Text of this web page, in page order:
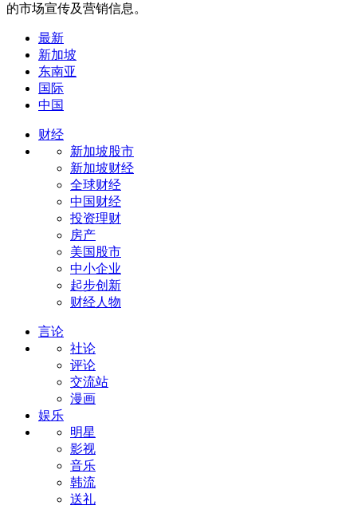
的市场宣传及营销信息。
最新
新加坡
东南亚
国际
中国
财经
新加坡股市
新加坡财经
全球财经
中国财经
投资理财
房产
美国股市
中小企业
起步创新
财经人物
言论
社论
评论
交流站
漫画
娱乐
明星
影视
音乐
韩流
送礼